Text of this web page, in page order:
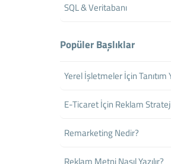
SQL & Veritabanı
Popüler Başlıklar
Yerel İşletmeler İçin
E-Ticaret İçin Reklam
Remarketing Nedir?